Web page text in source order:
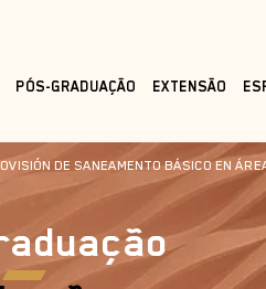
PÓS-GRADUAÇÃO EXTENSÃO
DE SANEAMENTO BÁSICO EN